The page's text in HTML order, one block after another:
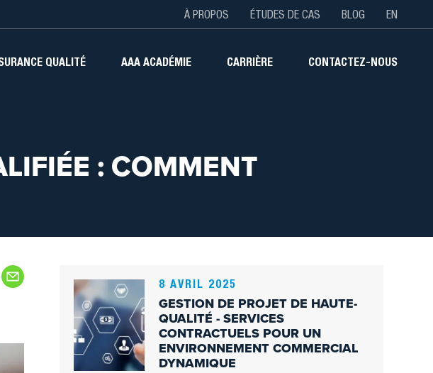
TOPÀ PROPOS ÉTUDES DE CAS BLOG EN
QUALITÉ AAA ACADÉMIE CARRIÈRE CONTACTEZ-NOUS
: COMMENT
8 AVRIL 2025
GESTION DE PROJET DE HAUTE-
QUALITÉ - SERVICES
CONTRACTUELS POUR UN
ENVIRONNEMENT COMMERCIAL
DYNAMIQUE